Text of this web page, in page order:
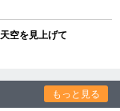
空を見上げて
もっと見る